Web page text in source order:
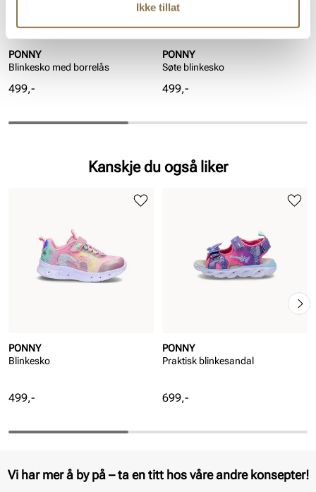
Ikke tillat
PONNY
Blinkesko med borrelås
Pris
499,-
PONNY
Søte blinkesko
Pris
499,-
Kanskje du også liker
PONNY
Blinkesko
Pris
499,-
PONNY
Praktisk blinkesandal
Pris
699,-
Vi har mer å by på – ta en titt hos våre andre konsepter!